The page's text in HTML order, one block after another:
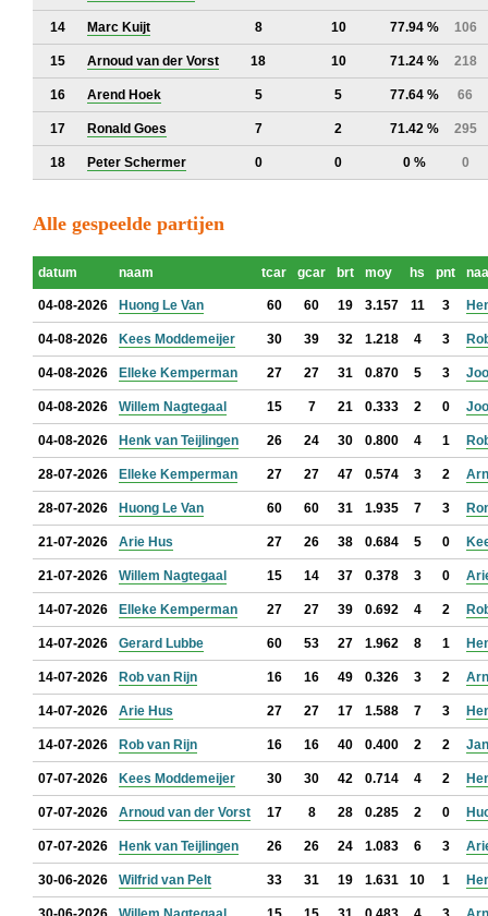
14 Marc Kuijt 8 10 77.94 % 106
15 Arnoud van der Vorst 18 10 71.24 % 218
16 Arend Hoek 5 5 77.64 % 66
17 Ronald Goes 7 2 71.42 % 295
18 Peter Schermer 0 0 0 % 0
Alle gespeelde partijen
datum naam tcar gcar brt moy hs pnt
04-08-2026 Huong Le Van 60 60 19 3.157 11 3
04-08-2026 Kees Moddemeijer 30 39 32 1.218 4 3
04-08-2026 Elleke Kemperman 27 27 31 0.870 5 3
04-08-2026 Willem Nagtegaal 15 7 21 0.333 2 0
04-08-2026 Henk van Teijlingen 26 24 30 0.800 4 1
28-07-2026 Elleke Kemperman 27 27 47 0.574 3 2
28-07-2026 Huong Le Van 60 60 31 1.935 7 3
21-07-2026 Arie Hus 27 26 38 0.684 5 0
21-07-2026 Willem Nagtegaal 15 14 37 0.378 3 0
14-07-2026 Elleke Kemperman 27 27 39 0.692 4 2
14-07-2026 Gerard Lubbe 60 53 27 1.962 8 1
14-07-2026 Rob van Rijn 16 16 49 0.326 3 2
14-07-2026 Arie Hus 27 27 17 1.588 7 3
14-07-2026 Rob van Rijn 16 16 40 0.400 2 2
07-07-2026 Kees Moddemeijer 30 30 42 0.714 4 2
07-07-2026 Arnoud van der Vorst 17 8 28 0.285 2 0
07-07-2026 Henk van Teijlingen 26 26 24 1.083 6 3
30-06-2026 Wilfrid van Pelt 33 31 19 1.631 10 1